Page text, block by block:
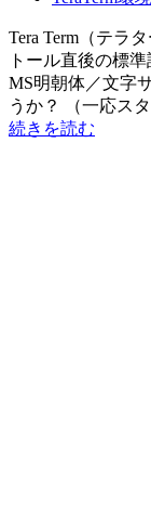
Tera Term（テラ
トール直後の標
MS明朝体／文字
うか？ （一応ス
続きを読む